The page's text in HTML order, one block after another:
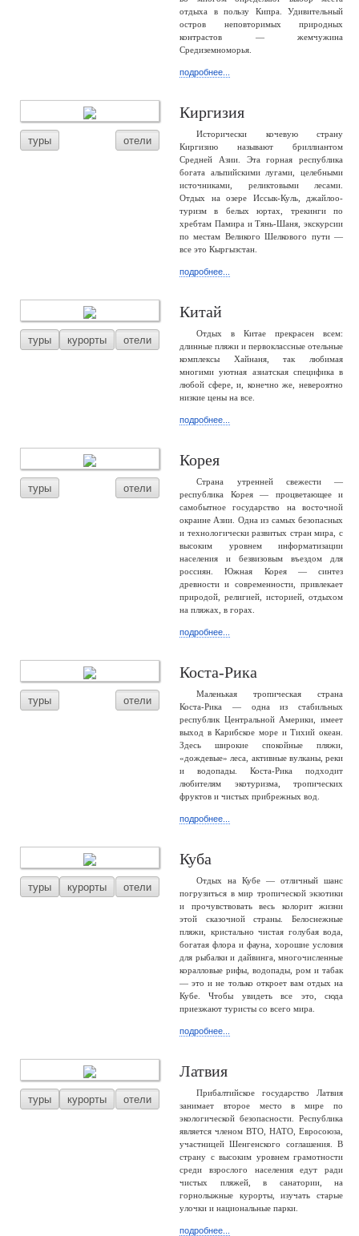
отдыха в пользу Кипра. Удивительный
остров неповторимых природных
контрастов — жемчужина
Средиземноморья.
подробнее...
туры отели
Киргизия
Исторически кочевую страну
Киргизию называют бриллиантом
Средней Азии. Эта горная республика
богата альпийскими лугами, целебными
источниками, реликтовыми лесами.
Отдых на озере Иссык-Куль, джайлоо-
туризм в белых юртах, трекинги по
хребтам Памира и Тянь-Шаня, экскурсии
по местам Великого Шелкового пути —
все это Кыргызстан.
подробнее...
туры курорты отели
Китай
Отдых в Китае прекрасен всем:
длинные пляжи и первоклассные отельные
комплексы Хайнаня, так любимая
многими уютная азиатская специфика в
любой сфере, и, конечно же, невероятно
низкие цены на все.
подробнее...
туры отели
Корея
Страна утренней свежести —
республика Корея — процветающее и
самобытное государство на восточной
окраине Азии. Одна из самых безопасных
и технологически развитых стран мира, с
высоким уровнем информатизации
населения и безвизовым въездом для
россиян. Южная Корея — синтез
древности и современности, привлекает
природой, религией, историей, отдыхом
на пляжах, в горах.
подробнее...
туры отели
Коста-Рика
Маленькая тропическая страна
Коста-Рика — одна из стабильных
республик Центральной Америки, имеет
выход в Карибское море и Тихий океан.
Здесь широкие спокойные пляжи,
«дождевые» леса, активные вулканы, реки
и водопады. Коста-Рика подходит
любителям экотуризма, тропических
фруктов и чистых прибрежных вод.
подробнее...
туры курорты отели
Куба
Отдых на Кубе — отличный шанс
погрузиться в мир тропической экзотики
и прочувствовать весь колорит жизни
этой сказочной страны. Белоснежные
пляжи, кристально чистая голубая вода,
богатая флора и фауна, хорошие условия
для рыбалки и дайвинга, многочисленные
коралловые рифы, водопады, ром и табак
— это и не только откроет вам отдых на
Кубе. Чтобы увидеть все это, сюда
приезжают туристы со всего мира.
подробнее...
туры курорты отели
Латвия
Прибалтийское государство Латвия
занимает второе место в мире по
экологической безопасности. Республика
является членом ВТО, НАТО, Евросоюза,
участницей Шенгенского соглашения. В
страну с высоким уровнем грамотности
среди взрослого населения едут ради
чистых пляжей, в санатории, на
горнолыжные курорты, изучать старые
улочки и национальные парки.
подробнее...